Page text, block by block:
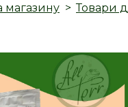
магазину Товари